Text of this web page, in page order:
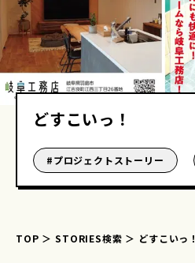
どすこいっ！
#プロジェクトストーリー
TOP STORIES検索 どすこいっ！